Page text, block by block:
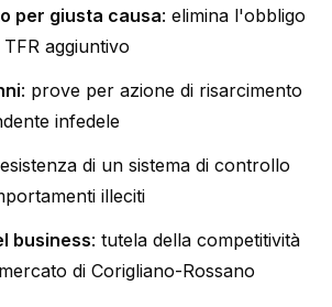
per giusta causa: elimina l'obbligo
aggiuntivo
: prove per azione di risarcimento
infedele
di un sistema di controllo
illeciti
business: tutela della competitività
di Corigliano-Rossano